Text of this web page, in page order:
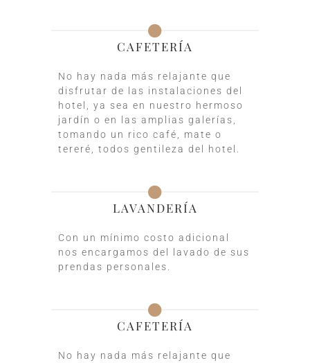
CAFETERÍA
No hay nada más relajante que
disfrutar de las instalaciones del
hotel, ya sea en nuestro hermoso
jardín o en las amplias galerías,
tomando un rico café, mate o
tereré, todos gentileza del hotel.
LAVANDERÍA
Con un mínimo costo adicional
nos encargamos del lavado de sus
prendas personales.
CAFETERÍA
No hay nada más relajante que